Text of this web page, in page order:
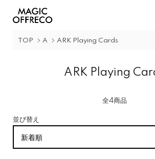
TOP A ARK Playing Cards
ARK Playing
全4商品
並び替え